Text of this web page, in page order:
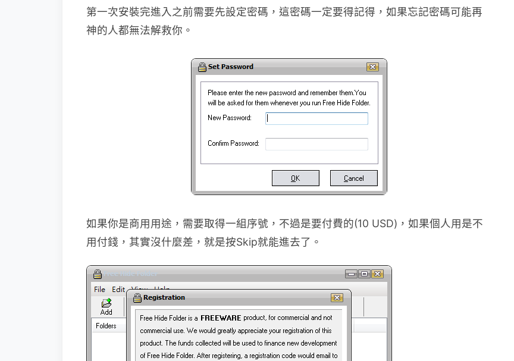
第一次安裝完進入之前需要先設定密碼，這密碼一定要得記得，如果忘記密碼可能再
神的人都無法解救你。
如果你是商用用途，需要取得一組序號，不過是要付費的(10 USD)，如果個人用是不
用付錢，其實沒什麼差，就是按Skip就能進去了。